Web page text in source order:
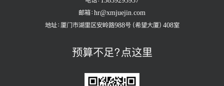
邮箱：hr@xmjuejin.com
地址：厦门市湖里区安岭路988号（希望大厦）408室
预算不足？点这里